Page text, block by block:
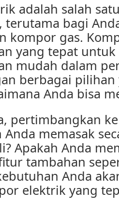
adalah salah
terutama bagi
kompor gas.
yang tepat
mudah dalam
berbagai
Anda bisa
pertimbangkan
Anda memasak
Apakah Anda
tambahan
Anda
elektrik yang